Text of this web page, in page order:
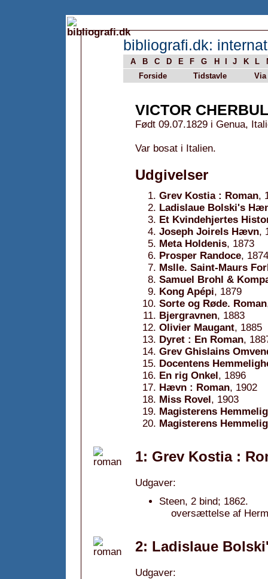
bibliografi.dk:
A B C D E F G H J K L
Forside
Tidstavle Via
VICTOR
Født 09.07.1829 i Genua,
Var bosat i Italien.
Udgivelser
Grev Kostia : Roman,
Ladislaue Bolski's
Et Kvindehjertes
Joseph Joirels Hævn,
Meta Holdenis, 1873
Prosper Randoce, 1874
Mslle. Saint-Maurs
Samuel Brohl &
Kong Apépi, 1879
Sorte og Røde. Roman
Bjergravnen, 1883
Olivier Maugant, 1885
Dyret : En Roman,
Grev Ghislains
Docentens
En rig Onkel, 1896
Hævn : Roman, 1902
Miss Rovel, 1903
Magisterens
Magisterens
1: Grev Kostia :
Udgaver:
Steen, 2 bind; 1862.
oversættelse af
2: Ladislaue
Udgaver: